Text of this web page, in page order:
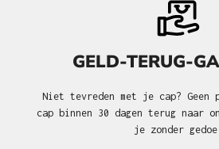
GELD-TERUG-
Niet tevreden met je cap? Geen
cap binnen 30 dagen terug naar
je zonder